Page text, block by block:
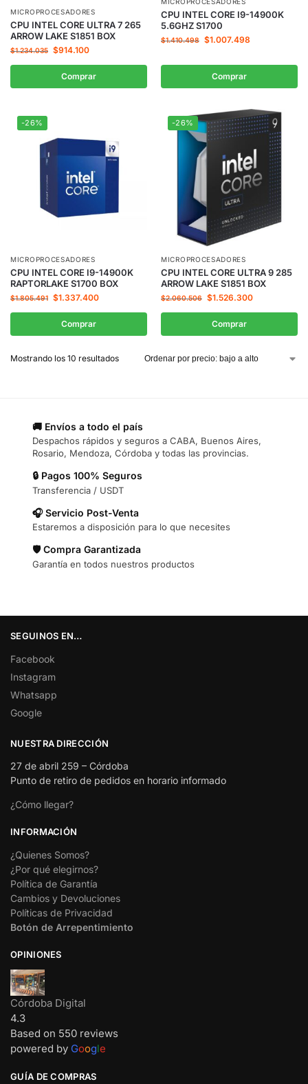
MICROPROCESADORES
CPU INTEL CORE ULTRA 7 265
ARROW LAKE S1851 BOX
$1.234.035 $914.100
Comprar
MICROPROCESADORES
CPU INTEL CORE I9-14900K
5.6GHZ S1700
$1.410.498 $1.007.498
Comprar
-26%
MICROPROCESADORES
CPU INTEL CORE I9-14900K
RAPTORLAKE S1700 BOX
$1.805.491 $1.337.400
Comprar
-26%
MICROPROCESADORES
CPU INTEL CORE ULTRA 9 285
ARROW LAKE S1851 BOX
$2.060.506 $1.526.300
Comprar
Mostrando los 10 resultados
🚚 Envíos a todo el país
Despachos rápidos y seguros a CABA, Buenos Aires,
Rosario, Mendoza, Córdoba y todas las provincias.
🔒 Pagos 100% Seguros
Transferencia / USDT
🎧 Servicio Post-Venta
Estaremos a disposición para lo que necesites
🛡️ Compra Garantizada
Garantía en todos nuestros productos
SEGUINOS EN…
Facebook
Instagram
Whatsapp
Google
NUESTRA DIRECCIÓN
27 de abril 259 – Córdoba
Punto de retiro de pedidos en horario informado
¿Cómo llegar?
INFORMACIÓN
¿Quienes Somos?
¿Por qué elegirnos?
Política de Garantía
Cambios y Devoluciones
Políticas de Privacidad
Botón de Arrepentimiento
OPINIONES
Córdoba Digital
4.3
Based on 550 reviews
powered by Google
GUÍA DE COMPRAS